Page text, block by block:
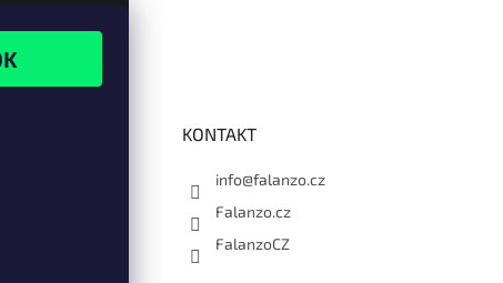
KONTAKT
info@falanzo.cz
Falanzo.cz
FalanzoCZ